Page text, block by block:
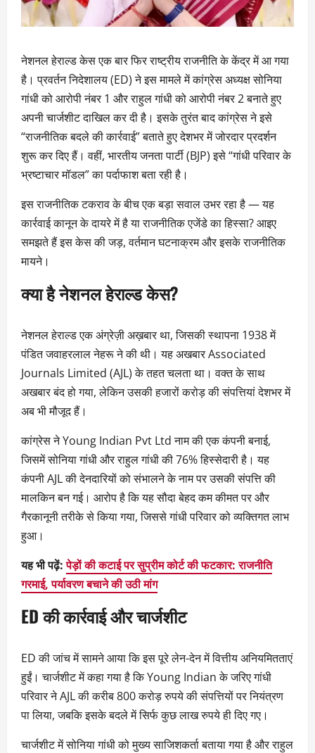
नेशनल हेराल्ड केस एक बार फिर राष्ट्रीय राजनीति के केंद्र में आ गया
है। प्रवर्तन निदेशालय (ED) ने इस मामले में कांग्रेस अध्यक्ष सोनिया
गांधी को आरोपी नंबर 1 और राहुल गांधी को आरोपी नंबर 2 बनाते हुए
अपनी चार्जशीट दाखिल कर दी है। इसके तुरंत बाद कांग्रेस ने इसे
“राजनीतिक बदले की कार्रवाई” बताते हुए देशभर में जोरदार प्रदर्शन
शुरू कर दिए हैं। वहीं, भारतीय जनता पार्टी (BJP) इसे “गांधी परिवार के
भ्रष्टाचार मॉडल” का पर्दाफाश बता रही है।
इस राजनीतिक टकराव के बीच एक बड़ा सवाल उभर रहा है — यह
कार्रवाई कानून के दायरे में है या राजनीतिक एजेंडे का हिस्सा? आइए
समझते हैं इस केस की जड़, वर्तमान घटनाक्रम और इसके राजनीतिक
मायने।
क्या है नेशनल हेराल्ड केस?
नेशनल हेराल्ड एक अंग्रेज़ी अख़बार था, जिसकी स्थापना 1938 में
पंडित जवाहरलाल नेहरू ने की थी। यह अखबार Associated
Journals Limited (AJL) के तहत चलता था। वक्त के साथ
अखबार बंद हो गया, लेकिन उसकी हजारों करोड़ की संपत्तियां देशभर में
अब भी मौजूद हैं।
कांग्रेस ने Young Indian Pvt Ltd नाम की एक कंपनी बनाई,
जिसमें सोनिया गांधी और राहुल गांधी की 76% हिस्सेदारी है। यह
कंपनी AJL की देनदारियों को संभालने के नाम पर उसकी संपत्ति की
मालकिन बन गई। आरोप है कि यह सौदा बेहद कम कीमत पर और
गैरकानूनी तरीके से किया गया, जिससे गांधी परिवार को व्यक्तिगत लाभ
हुआ।
यह भी पढ़ें:पेड़ों की कटाई पर सुप्रीम कोर्ट की फटकार: राजनीति
गरमाई, पर्यावरण बचाने की उठी मांग
ED की कार्रवाई और चार्जशीट
ED की जांच में सामने आया कि इस पूरे लेन-देन में वित्तीय अनियमितताएं
हुईं। चार्जशीट में कहा गया है कि Young Indian के जरिए गांधी
परिवार ने AJL की करीब 800 करोड़ रुपये की संपत्तियों पर नियंत्रण
पा लिया, जबकि इसके बदले में सिर्फ कुछ लाख रुपये ही दिए गए।
चार्जशीट में सोनिया गांधी को मुख्य साजिशकर्ता बताया गया है और राहुल